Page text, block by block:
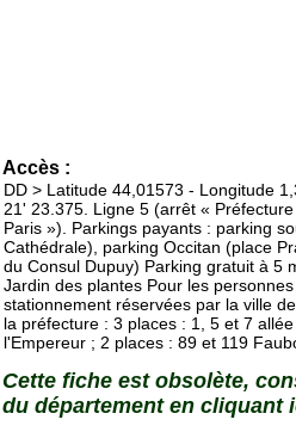
Accès :
DD > Latitude 44,01573 - Longitude
21' 23.375. Ligne 5 (arrêt «
Paris »). Parkings payants : parking
Cathédrale), parking Occitan (place
du Consul Dupuy) Parking gratuit à 5
Jardin des plantes Pour les
stationnement réservées par la ville
la préfecture : 3 places : 1, 5 et 7
l'Empereur ; 2 places : 89 et 119
Cette fiche est obsolète,
du département en cliquant